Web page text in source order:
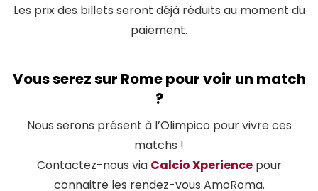
Les prix des billets seront déjà réduits au moment du
paiement.
Vous serez sur Rome pour voir un match
?
Nous serons présent à l’Olimpico pour vivre ces
matchs !
Contactez-nous via Calcio Xperiencepour
connaitre les rendez-vous AmoRoma.